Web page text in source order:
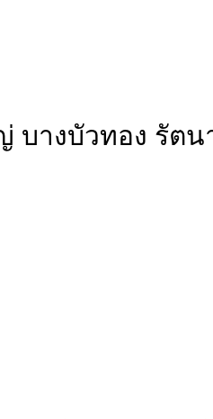
บางบัวทอง รัตน